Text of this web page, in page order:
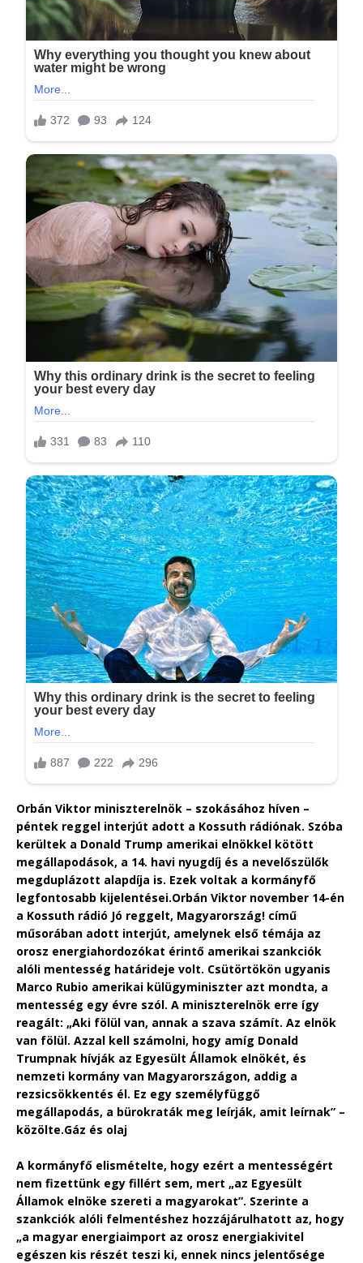
Orbán Viktor miniszterelnök – szokásához híven –
péntek reggel interjút adott a Kossuth rádiónak. Szóba
kerültek a Donald Trump amerikai elnökkel kötött
megállapodások, a 14. havi nyugdíj és a nevelőszülők
megduplázott alapdíja is. Ezek voltak a kormányfő
legfontosabb kijelentései.Orbán Viktor november 14-én
a Kossuth rádió Jó reggelt, Magyarország! című
műsorában adott interjút, amelynek első témája az
orosz energiahordozókat érintő amerikai szankciók
alóli mentesség határideje volt. Csütörtökön ugyanis
Marco Rubio amerikai külügyminiszter azt mondta, a
mentesség egy évre szól. A miniszterelnök erre így
reagált: „Aki fölül van, annak a szava számít. Az elnök
van fölül. Azzal kell számolni, hogy amíg Donald
Trumpnak hívják az Egyesült Államok elnökét, és
nemzeti kormány van Magyarországon, addig a
rezsicsökkentés él. Ez egy személyfüggő
megállapodás, a bürokraták meg leírják, amit leírnak” –
közölte.Gáz és olaj
A kormányfő elismételte, hogy ezért a mentességért
nem fizettünk egy fillért sem, mert „az Egyesült
Államok elnöke szereti a magyarokat”. Szerinte a
szankciók alóli felmentéshez hozzájárulhatott az, hogy
„a magyar energiaimport az orosz energiakivitel
egészen kis részét teszi ki, ennek nincs jelentősége